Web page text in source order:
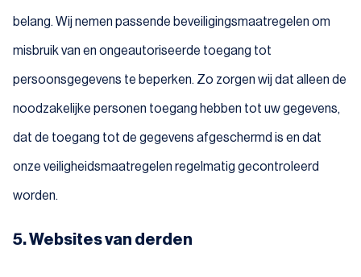
belang. Wij nemen passende beveiligingsmaatregelen om
misbruik van en ongeautoriseerde toegang tot
persoonsgegevens te beperken. Zo zorgen wij dat alleen de
noodzakelijke personen toegang hebben tot uw gegevens,
dat de toegang tot de gegevens afgeschermd is en dat
onze veiligheidsmaatregelen regelmatig gecontroleerd
worden.
5. Websites van derden